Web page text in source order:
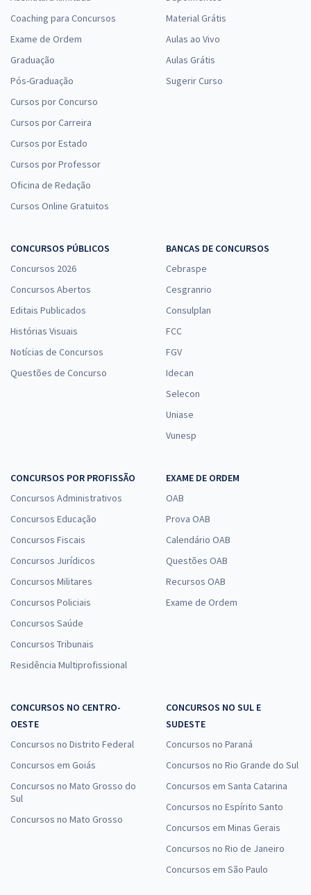
Coaching para Concursos
Exame de Ordem
Graduação
Pós-Graduação
Cursos por Concurso
Cursos por Carreira
Cursos por Estado
Cursos por Professor
Oficina de Redação
Cursos Online Gratuitos
Material Grátis
Aulas ao Vivo
Aulas Grátis
Sugerir Curso
CONCURSOS PÚBLICOS
Concursos 2026
Concursos Abertos
Editais Publicados
Histórias Visuais
Notícias de Concursos
Questões de Concurso
BANCAS DE CONCURSOS
Cebraspe
Cesgranrio
Consulplan
FCC
FGV
Idecan
Selecon
Uniase
Vunesp
CONCURSOS POR PROFISSÃO
Concursos Administrativos
Concursos Educação
Concursos Fiscais
Concursos Jurídicos
Concursos Militares
Concursos Policiais
Concursos Saúde
Concursos Tribunais
Residência Multiprofissional
EXAME DE ORDEM
OAB
Prova OAB
Calendário OAB
Questões OAB
Recursos OAB
Exame de Ordem
CONCURSOS NO CENTRO-
OESTE
Concursos no Distrito Federal
Concursos em Goiás
Concursos no Mato Grosso do
Sul
Concursos no Mato Grosso
CONCURSOS NO SUL E
SUDESTE
Concursos no Paraná
Concursos no Rio Grande do Sul
Concursos em Santa Catarina
Concursos no Espírito Santo
Concursos em Minas Gerais
Concursos no Rio de Janeiro
Concursos em São Paulo